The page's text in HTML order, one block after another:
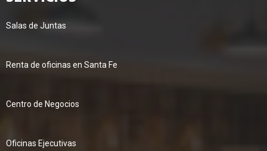
Salas de Juntas
Renta de oficinas en Santa Fe
Centro de Negocios
Oficinas Ejecutivas